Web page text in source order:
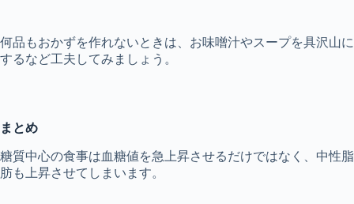
何品もおかずを作れないときは、お味噌汁やスープを具沢山に
するなど工夫してみましょう。
まとめ
糖質中心の食事は血糖値を急上昇させるだけではなく、中性脂
肪も上昇させてしまいます。